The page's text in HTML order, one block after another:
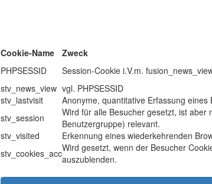
Cookie-Name Zweck
PHPSESSID
Session-Cookie i.V.m.
stv_news_view vgl. PHPSESSID
stv_lastvisit
Anonyme, quantitative Erfassung
stv_session
Wird für alle Besucher gesetzt, ist
Benutzergruppe) relevant.
stv_visited
Erkennung eines wiederkehrenden
stv_cookies_accWird gesetzt, wenn der Besucher
auszublenden.